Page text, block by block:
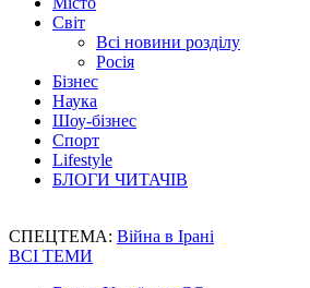
Світ
Всі новини розділу
Росія
Бізнес
Наука
Шоу-бізнес
Спорт
Lifestyle
БЛОГИ ЧИТАЧІВ
СПЕЦТЕМА: Війна в Ірані
ВСІ ТЕМИ